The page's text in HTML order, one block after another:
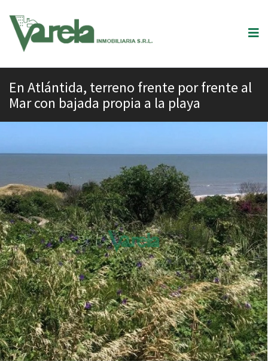
En Atlántida, terreno frente por frente al
Mar con bajada propia a la playa